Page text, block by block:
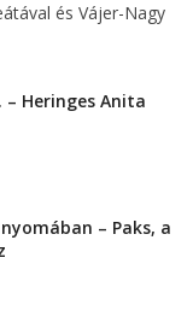
és Vájer-Nagy
– Heringes Anita
– Paks, a